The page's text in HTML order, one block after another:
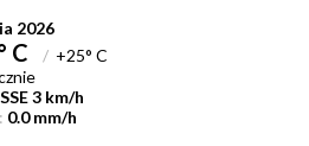
2026
C /+25° C
SSE 3 km/h
0.0 mm/h